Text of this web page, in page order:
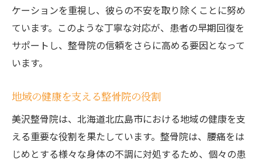
ケーションを重視し、彼らの不安を取り除くことに努め
ています。このような丁寧な対応が、患者の早期回復を
サポートし、整骨院の信頼をさらに高める要因となって
います。
地域の健康を支える整骨院の役割
美沢整骨院は、北海道北広島市における地域の健康を支
える重要な役割を果たしています。整骨院は、腰痛をは
じめとする様々な身体の不調に対処するため、個々の患